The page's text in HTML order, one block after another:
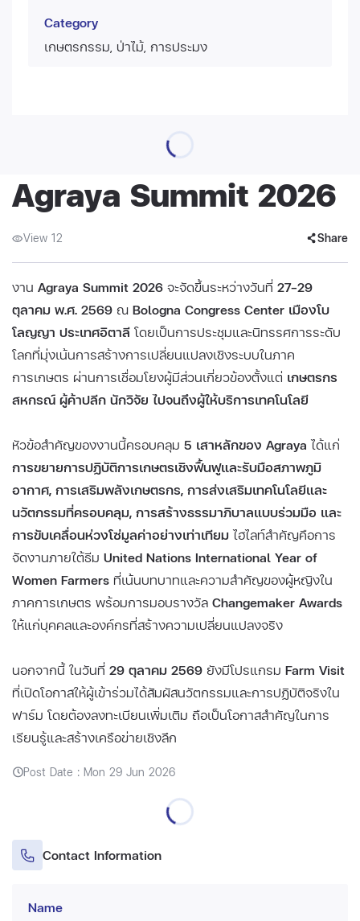
Category
เกษตรกรรม, ป่าไม้, การประมง
Agraya Summit 2026
View 12 Share
งาน Agraya Summit 2026 จะจัดขึ้นระหว่างวันที่ 27–29
ตุลาคม พ.ศ. 2569 ณ Bologna Congress Center เมืองโบ
โลญญา ประเทศอิตาลี โดยเป็นการประชุมและนิทรรศการระดับ
โลกที่มุ่งเน้นการสร้างการเปลี่ยนแปลงเชิงระบบในภาค
การเกษตร ผ่านการเชื่อมโยงผู้มีส่วนเกี่ยวข้องตั้งแต่ เกษตรกร
สหกรณ์ ผู้ค้าปลีก นักวิจัย ไปจนถึงผู้ให้บริการเทคโนโลยี
หัวข้อสำคัญของงานนี้ครอบคลุม 5 เสาหลักของ Agraya ได้แก่
การขยายการปฏิบัติการเกษตรเชิงฟื้นฟูและรับมือสภาพภูมิ
อากาศ, การเสริมพลังเกษตรกร, การส่งเสริมเทคโนโลยีและ
นวัตกรรมที่ครอบคลุม, การสร้างธรรมาภิบาลแบบร่วมมือ และ
การขับเคลื่อนห่วงโซ่มูลค่าอย่างเท่าเทียมไฮไลท์สำคัญคือการ
จัดงานภายใต้ธีม United Nations International Year of
Women Farmers ที่เน้นบทบาทและความสำคัญของผู้หญิงใน
ภาคการเกษตร พร้อมการมอบรางวัล Changemaker Awards
ให้แก่บุคคลและองค์กรที่สร้างความเปลี่ยนแปลงจริง
นอกจากนี้ ในวันที่ 29 ตุลาคม 2569 ยังมีโปรแกรม Farm Visit
ที่เปิดโอกาสให้ผู้เข้าร่วมได้สัมผัสนวัตกรรมและการปฏิบัติจริงใน
ฟาร์ม โดยต้องลงทะเบียนเพิ่มเติม ถือเป็นโอกาสสำคัญในการ
เรียนรู้และสร้างเครือข่ายเชิงลึก
Post Date : Mon 29 Jun 2026
Contact Information
Name